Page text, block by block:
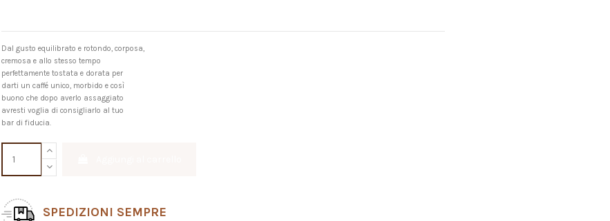
Dal gusto equilibrato e rotondo, corposa,
cremosa e allo stesso tempo
perfettamente tostata e dorata per
darti un caffé unico, morbido e così
buono che dopo averlo assaggiato
avresti voglia di consigliarlo al tuo
bar di fiducia.
SPEDIZIONI SEMPRE